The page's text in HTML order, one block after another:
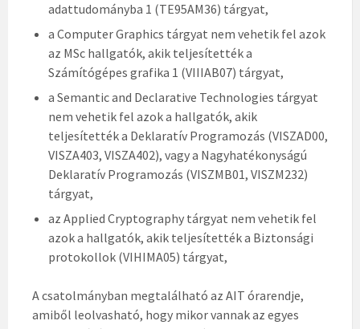
adattudományba 1 (TE95AM36) tárgyat,
a Computer Graphics tárgyat nem vehetik fel azok
az MSc hallgatók, akik teljesítették a
Számítógépes grafika 1 (VIIIAB07) tárgyat,
a Semantic and Declarative Technologies tárgyat
nem vehetik fel azok a hallgatók, akik
teljesítették a Deklaratív Programozás (VISZAD00,
VISZA403, VISZA402), vagy a Nagyhatékonyságú
Deklaratív Programozás (VISZMB01, VISZM232)
tárgyat,
az Applied Cryptography tárgyat nem vehetik fel
azok a hallgatók, akik teljesítették a Biztonsági
protokollok (VIHIMA05) tárgyat,
A csatolmányban megtalálható az AIT órarendje,
amiből leolvasható, hogy mikor vannak az egyes